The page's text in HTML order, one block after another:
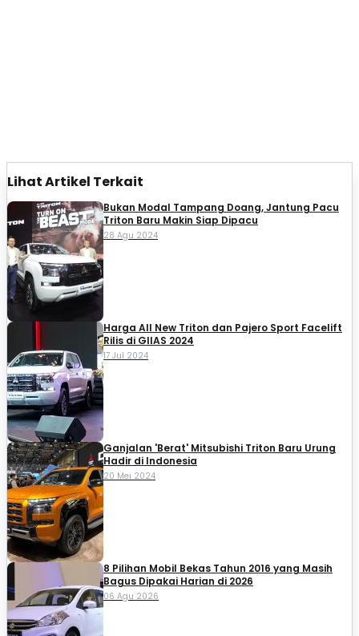
Lihat Artikel Terkait
Bukan Modal Tampang Doang, Jantung Pacu
Triton Baru Makin Siap Dipacu
28 Agu 2024
Harga All New Triton dan Pajero Sport Facelift
Rilis di GIIAS 2024
17 Jul 2024
Ganjalan 'Berat' Mitsubishi Triton Baru Urung
Hadir di Indonesia
20 Mei 2024
8 Pilihan Mobil Bekas Tahun 2016 yang Masih
Bagus Dipakai Harian di 2026
06 Agu 2026